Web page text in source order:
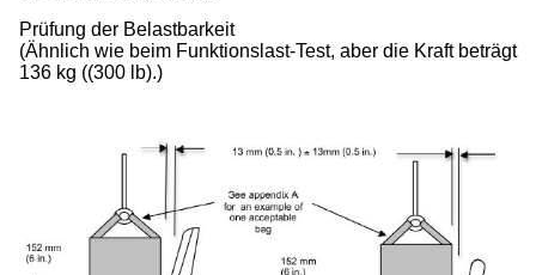
Prüfung der Belastbarkeit
(Ähnlich wie beim Funktionslast-Test, aber die Kraft beträgt
136 kg ((300 lb).)